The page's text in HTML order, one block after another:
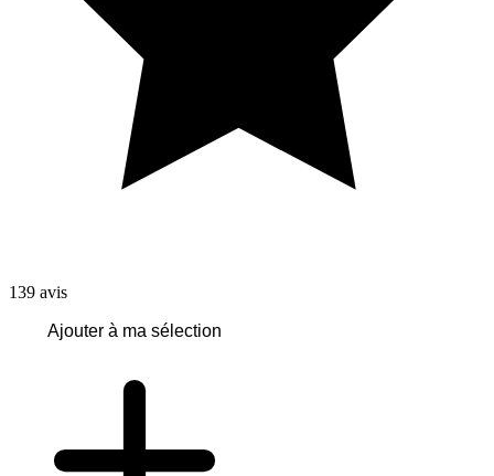
139 avis
Ajouter à ma sélection